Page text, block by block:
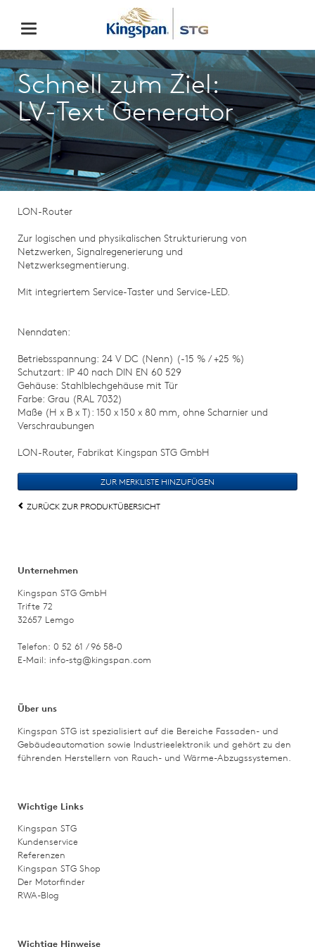
Schnell zum Ziel:
LV-Text Generator
LON-Router
Zur logischen und physikalischen Strukturierung von
Netzwerken, Signalregenerierung und
Netzwerksegmentierung.
Mit integriertem Service-Taster und Service-LED.
Nenndaten:
Betriebsspannung: 24 V DC (Nenn) (-15 % / +25 %)
Schutzart: IP 40 nach DIN EN 60 529
Gehäuse: Stahlblechgehäuse mit Tür
Farbe: Grau (RAL 7032)
Maße (H x B x T): 150 x 150 x 80 mm, ohne Scharnier und
Verschraubungen
LON-Router, Fabrikat Kingspan STG GmbH
ZURÜCK ZUR PRODUKTÜBERSICHT
Unternehmen
Kingspan STG GmbH
Trifte 72
32657 Lemgo
Telefon: 0 52 61 / 96 58-0
E-Mail: info-stg@kingspan.com
Über uns
Kingspan STG ist spezialisiert auf die Bereiche Fassaden- und
Gebäudeautomation sowie Industrieelektronik und gehört zu den
führenden Herstellern von Rauch- und Wärme-Abzugssystemen.
Wichtige Links
Kingspan STG
Kundenservice
Referenzen
Kingspan STG Shop
Der Motorfinder
RWA-Blog
Wichtige Hinweise